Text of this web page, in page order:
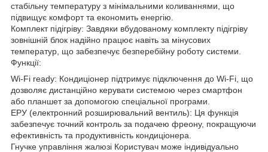
стабільну температуру з мінімальними коливаннями, що
підвищує комфорт та економить енергію.
Комплект підігріву: Завдяки вбудованому комплекту підігріву
зовнішній блок надійно працює навіть за мінусових
температур, що забезпечує безперебійну роботу системи.
Функції:
Wi-Fi ready: Кондиціонер підтримує підключення до Wi-Fi, що
дозволяє дистанційно керувати системою через смартфон
або планшет за допомогою спеціальної програми.
ЕРУ (електронний розширювальний вентиль): Ця функція
забезпечує точний контроль за подачею фреону, покращуючи
ефективність та продуктивність кондиціонера.
Гнучке управління жалюзі Користувач може індивідуально